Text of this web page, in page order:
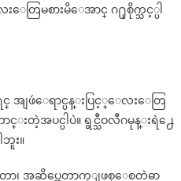
တြမစားမိေအာင္ ဂ႐ုစိုက္သင့္ပါ
င္ အျဖဴေရာင္ပန္းပြင့္ေလးေတြ
င္းတဲ့အပင္ပါပဲ။ ရွင္သီဝလီဂမုန္းရဲ႕ေ
း။
ာ၊ အဆိပ္အေတာက္ျဖစ္ေစတဲ့ဓာ